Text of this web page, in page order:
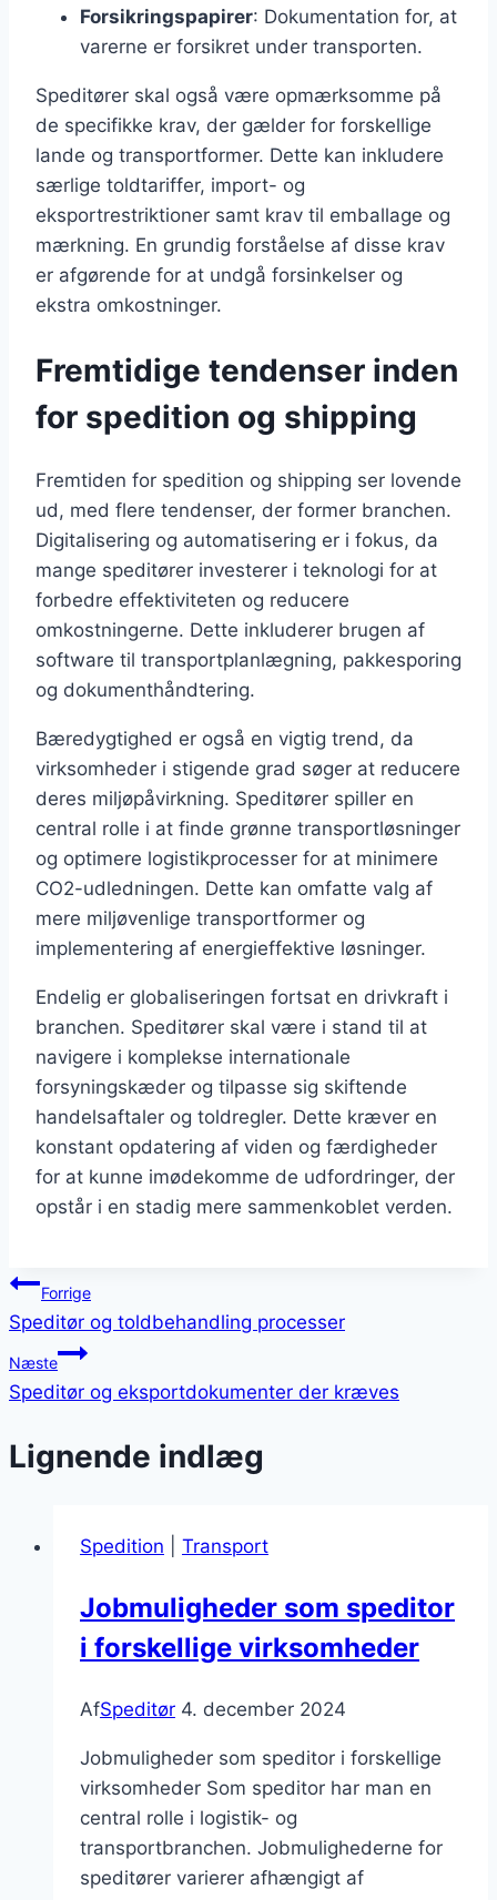
Forsikringspapirer: Dokumentation for, at
varerne er forsikret under transporten.
Speditører skal også være opmærksomme på
de specifikke krav, der gælder for forskellige
lande og transportformer. Dette kan inkludere
særlige toldtariffer, import- og
eksportrestriktioner samt krav til emballage og
mærkning. En grundig forståelse af disse krav
er afgørende for at undgå forsinkelser og
ekstra omkostninger.
Fremtidige tendenser inden
for spedition og shipping
Fremtiden for spedition og shipping ser lovende
ud, med flere tendenser, der former branchen.
Digitalisering og automatisering er i fokus, da
mange speditører investerer i teknologi for at
forbedre effektiviteten og reducere
omkostningerne. Dette inkluderer brugen af
software til transportplanlægning, pakkesporing
og dokumenthåndtering.
Bæredygtighed er også en vigtig trend, da
virksomheder i stigende grad søger at reducere
deres miljøpåvirkning. Speditører spiller en
central rolle i at finde grønne transportløsninger
og optimere logistikprocesser for at minimere
CO2-udledningen. Dette kan omfatte valg af
mere miljøvenlige transportformer og
implementering af energieffektive løsninger.
Endelig er globaliseringen fortsat en drivkraft i
branchen. Speditører skal være i stand til at
navigere i komplekse internationale
forsyningskæder og tilpasse sig skiftende
handelsaftaler og toldregler. Dette kræver en
konstant opdatering af viden og færdigheder
for at kunne imødekomme de udfordringer, der
opstår i en stadig mere sammenkoblet verden.
Indlægsnavigation
Forrige
Speditør og toldbehandling processer
Næste
Speditør og eksportdokumenter der kræves
Lignende indlæg
Spedition Transport
Jobmuligheder som speditor
i forskellige virksomheder
AfSpeditør 4. december 2024
Jobmuligheder som speditor i forskellige
virksomheder Som speditor har man en
central rolle i logistik- og
transportbranchen. Jobmulighederne for
speditører varierer afhængigt af